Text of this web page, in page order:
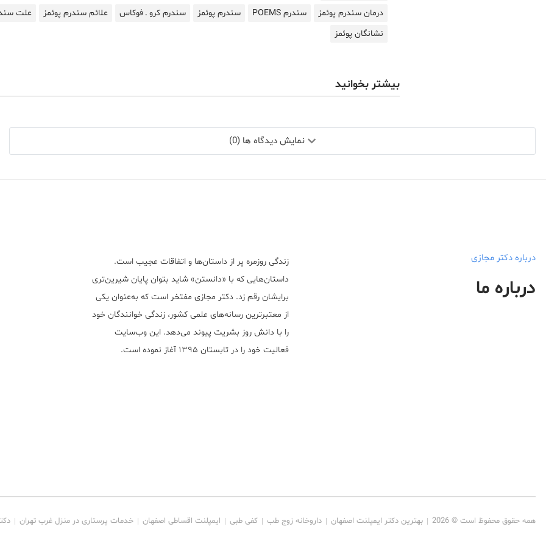
درمان سندرم پوئمز
سندرم POEMS سندرم پوئمز سندرم کرو ـ فوکاس علائم سندرم پوئمز
علت
نشانگان پوئمز
بیشتر بخوانید
نمایش دیدگاه ها (0)
درباره دکتر مجازی
درباره ما
زندگی روزمره پر از داستان‌ها و اتفاقات عجیب است.
داستان‌هایی که با «دانستن» شاید بتوان پایان شیرین‌تری
برایشان رقم زد. دکتر مجازی مفتخر است که به‌عنوان یکی
از معتبر‌ترین رسانه‌های علمی کشور، زندگی خوانندگان خود
را با دانش روز بشریت پیوند می‌دهد. این وب‌سایت
فعالیت خود را در تابستان ۱۳۹۵ آغاز نموده است.
همه حقوق محفوظ است © 2026 بهترین دکتر ایمپلنت اصفهان داروخانه زوج طب کفی طبی ایمپلنت اقساطی اصفهان خدمات پرستاری در منزل غرب تهران